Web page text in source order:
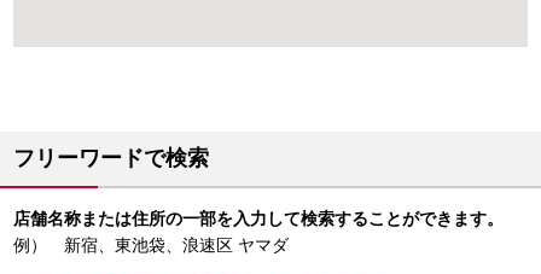
フリーワードで検索
店舗名称または住所の一部を入力して検索することができます。
例） 新宿、東池袋、浪速区 ヤマダ